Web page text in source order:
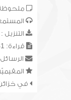
التنزيل : 4093
قراءة: 12161
الرسائل :
في خزائن